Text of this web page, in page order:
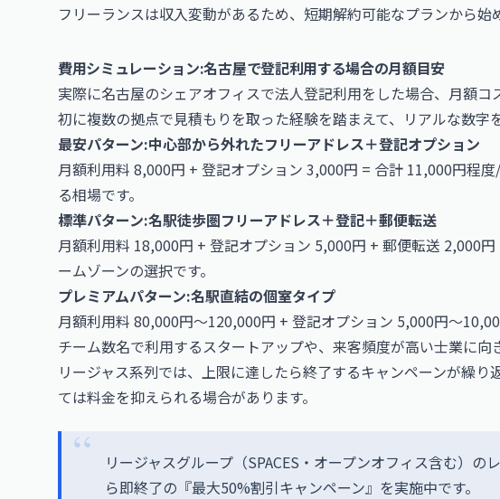
フリーランスは収入変動があるため、短期解約可能なプランから始
費用シミュレーション:名古屋で登記利用する場合の月額目安
実際に名古屋のシェアオフィスで法人登記利用をした場合、月額
初に複数の拠点で見積もりを取った経験を踏まえて、リアルな数字
最安パターン:中心部から外れたフリーアドレス＋登記オプション
月額利用料 8,000円 + 登記オプション 3,000円 = 合計 11,000円程
る相場です。
標準パターン:名駅徒歩圏フリーアドレス＋登記＋郵便転送
月額利用料 18,000円 + 登記オプション 5,000円 + 郵便転送 2,000
ームゾーンの選択です。
プレミアムパターン:名駅直結の個室タイプ
月額利用料 80,000円〜120,000円 + 登記オプション 5,000円〜
チーム数名で利用するスタートアップや、来客頻度が高い士業に向
リージャス系列では、上限に達したら終了するキャンペーンが繰り
ては料金を抑えられる場合があります。
リージャスグループ（SPACES・オープンオフィス含む）の
ら即終了の『最大50%割引キャンペーン』を実施中です。